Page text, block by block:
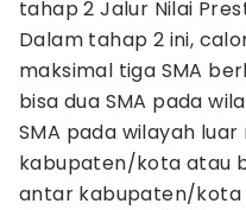
tahap 2 Jalur Nilai
Dalam tahap 2 ini,
maksimal tiga SMA
bisa dua SMA pada
SMA pada wilayah
kabupaten/kota atau
antar kabupaten/kota